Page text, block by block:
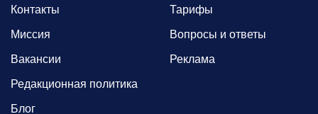
Контакты
Миссия
Вакансии
Редакционная политика
Блог
Тарифы
Вопросы и ответы
Реклама